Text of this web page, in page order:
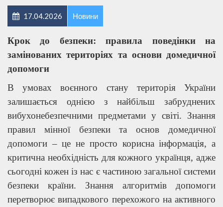
17.04.2026 Новини
Крок до безпеки: правила поведінки на
замінованих територіях та основи домедичної
допомоги
В умовах воєнного стану територія України
залишається однією з найбільш забруднених
вибухонебезпечними предметами у світі. Знання
правил мінної безпеки та основ домедичної
допомоги – це не просто корисна інформація, а
критична необхідність для кожного українця, адже
сьогодні кожен із нас є частиною загальної системи
безпеки країни. Знання алгоритмів допомоги
перетворює випадкового перехожого на активного